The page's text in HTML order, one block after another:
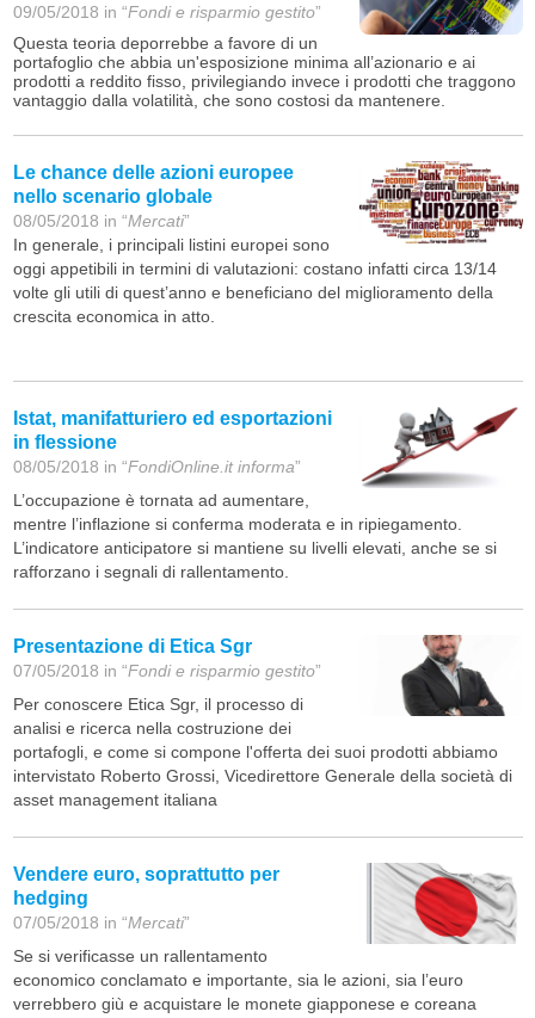
09/05/2018 in “Fondi e risparmio gestito”
Questa teoria deporrebbe a favore di un
portafoglio che abbia un'esposizione minima all’azionario e ai
prodotti a reddito fisso, privilegiando invece i prodotti che traggono
vantaggio dalla volatilità, che sono costosi da mantenere.
Le chance delle azioni europee
nello scenario globale
08/05/2018 in “Mercati”
In generale, i principali listini europei sono
oggi appetibili in termini di valutazioni: costano infatti circa 13/14
volte gli utili di quest’anno e beneficiano del miglioramento della
crescita economica in atto.
Istat, manifatturiero ed esportazioni
in flessione
08/05/2018 in “FondiOnline.it informa”
L’occupazione è tornata ad aumentare,
mentre l’inflazione si conferma moderata e in ripiegamento.
L’indicatore anticipatore si mantiene su livelli elevati, anche se si
rafforzano i segnali di rallentamento.
Presentazione di Etica Sgr
07/05/2018 in “Fondi e risparmio gestito”
Per conoscere Etica Sgr, il processo di
analisi e ricerca nella costruzione dei
portafogli, e come si compone l'offerta dei suoi prodotti abbiamo
intervistato Roberto Grossi, Vicedirettore Generale della società di
asset management italiana
Vendere euro, soprattutto per
hedging
07/05/2018 in “Mercati”
Se si verificasse un rallentamento
economico conclamato e importante, sia le azioni, sia l’euro
verrebbero giù e acquistare le monete giapponese e coreana